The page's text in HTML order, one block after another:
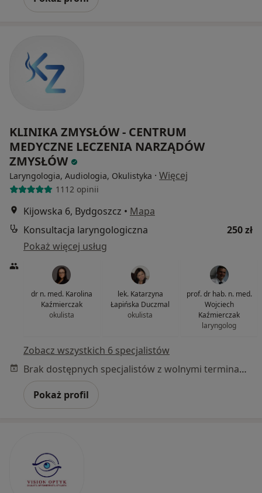
KLINIKA ZMYSŁÓW - CENTRUM
MEDYCZNE LECZENIA NARZĄDÓW
ZMYSŁÓW
Laryngologia, Audiologia, Okulistyka · Więcej
1112 opinii
Kijowska 6, Bydgoszcz • Mapa
Konsultacja laryngologiczna
250 zł
Pokaż więcej usług
dr n. med. Karolina
Kaźmierczak
okulista
lek. Katarzyna
Łapińska Duczmal
okulista
prof. dr hab. n. med.
Wojciech
Kaźmierczak
laryngolog
Zobacz wszystkich 6 specjalistów
Brak dostępnych specjalistów z wolnymi terminami w tym centrum medycznym.
Pokaż profil